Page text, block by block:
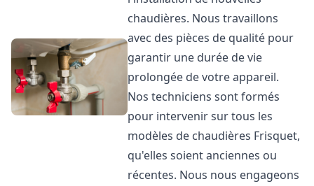
chaudières. Nous travaillons
avec des pièces de qualité pour
garantir une durée de vie
prolongée de votre appareil.
Nos techniciens sont formés
pour intervenir sur tous les
modèles de chaudières Frisquet,
qu'elles soient anciennes ou
récentes. Nous nous engageons